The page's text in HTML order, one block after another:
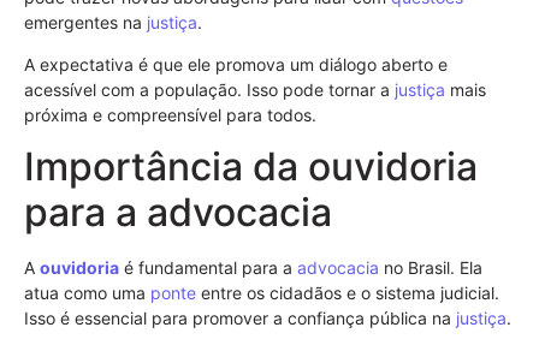
emergentes na justiça.
A expectativa é que ele promova um diálogo aberto e
acessível com a população. Isso pode tornar a justiça mais
próxima e compreensível para todos.
Importância da ouvidoria
para a advocacia
A ouvidoria é fundamental para a advocacia no Brasil. Ela
atua como uma ponte entre os cidadãos e o sistema judicial.
Isso é essencial para promover a confiança pública na justiça.